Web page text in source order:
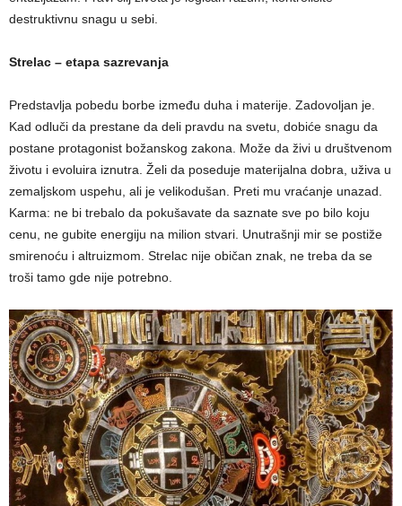
destruktivnu snagu u sebi.
Strelac – etapa sazrevanja
Predstavlja pobedu borbe između duha i materije. Zadovoljan je.
Kad odluči da prestane da deli pravdu na svetu, dobiće snagu da
postane protagonist božanskog zakona. Može da živi u društvenom
životu i evoluira iznutra. Želi da poseduje materijalna dobra, uživa u
zemaljskom uspehu, ali je velikodušan. Preti mu vraćanje unazad.
Karma: ne bi trebalo da pokušavate da saznate sve po bilo koju
cenu, ne gubite energiju na milion stvari. Unutrašnji mir se postiže
smirenoću i altruizmom. Strelac nije običan znak, ne treba da se
troši tamo gde nije potrebno.